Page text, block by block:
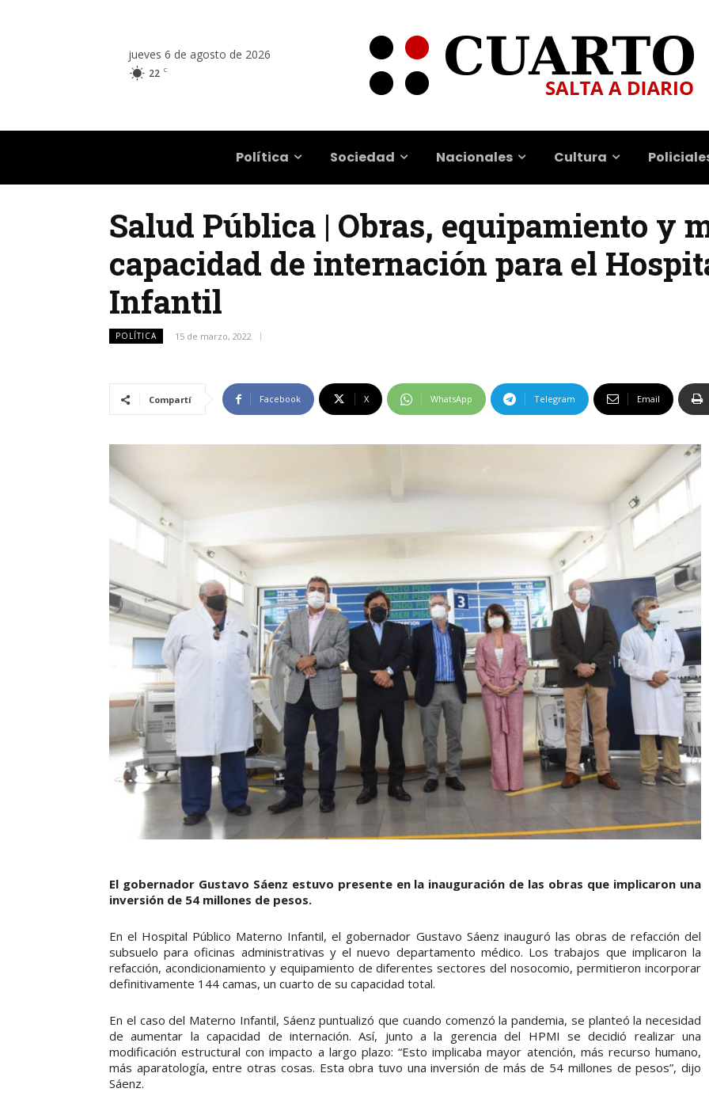
jueves 6 de agosto de 2026
22 C
Política Sociedad Nacionales Cultura
Salud Pública | Obras, equipamiento y
capacidad de internación para el
Infantil
POLÍTICA 15 de marzo, 2022
Compartí Facebook X WhatsApp Telegram Email
El gobernador Gustavo Sáenz estuvo presente en la inauguración de las obras que implicaron una
inversión de 54 millones de pesos.
En el Hospital Público Materno Infantil, el gobernador Gustavo Sáenz inauguró las obras de refacción del
subsuelo para oficinas administrativas y el nuevo departamento médico. Los trabajos que implicaron la
refacción, acondicionamiento y equipamiento de diferentes sectores del nosocomio, permitieron incorporar
definitivamente 144 camas, un cuarto de su capacidad total.
En el caso del Materno Infantil, Sáenz puntualizó que cuando comenzó la pandemia, se planteó la necesidad
de aumentar la capacidad de internación. Así, junto a la gerencia del HPMI se decidió realizar una
modificación estructural con impacto a largo plazo: “Esto implicaba mayor atención, más recurso humano,
más aparatología, entre otras cosas. Esta obra tuvo una inversión de más de 54 millones de pesos”, dijo
Sáenz.